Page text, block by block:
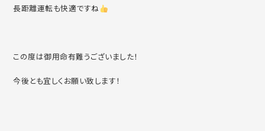
長距離運転も快適ですね
この度は御用命有難うございました！
今後とも宜しくお願い致します！